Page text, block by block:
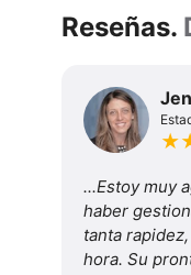
Lo
Torres
del
Paine
Reseñas.
las
ventajas
viajar
con
Reseñas.
★
...Estoy muy
haber
tanta
hora. Su